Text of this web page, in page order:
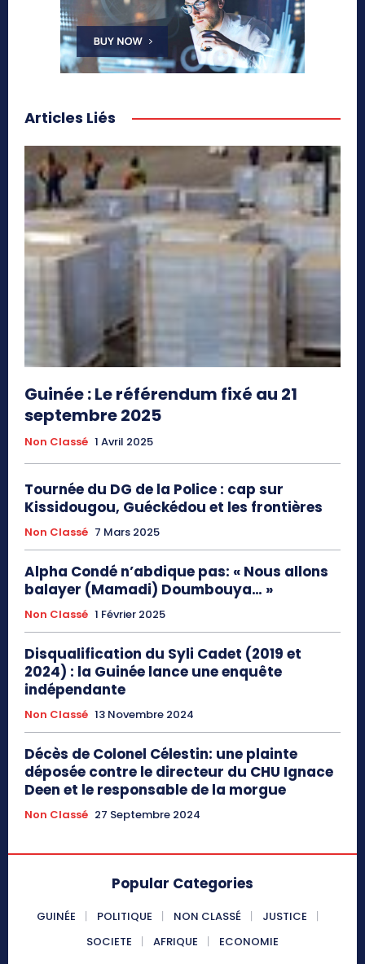
Articles Liés
Guinée : Le référendum fixé au 21
septembre 2025
Non Classé 1 Avril 2025
Tournée du DG de la Police : cap sur
Kissidougou, Guéckédou et les frontières
Non Classé 7 Mars 2025
Alpha Condé n’abdique pas: « Nous allons
balayer (Mamadi) Doumbouya… »
Non Classé 1 Février 2025
Disqualification du Syli Cadet (2019 et
2024) : la Guinée lance une enquête
indépendante
Non Classé 13 Novembre 2024
Décès de Colonel Célestin: une plainte
déposée contre le directeur du CHU Ignace
Deen et le responsable de la morgue
Non Classé 27 Septembre 2024
Popular Categories
GUINÉE POLITIQUE NON CLASSÉ
JUSTICE
SOCIETE
AFRIQUE ECONOMIE